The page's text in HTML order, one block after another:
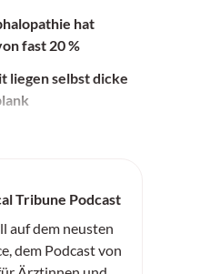
hat
fast 20 %
liegen selbst dicke
Tribune Podcast
auf dem neusten
dem Podcast von